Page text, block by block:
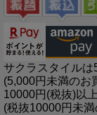
サクラスタイルは
(5,000円未満のお
10000円(税抜)以
(税抜10000円未